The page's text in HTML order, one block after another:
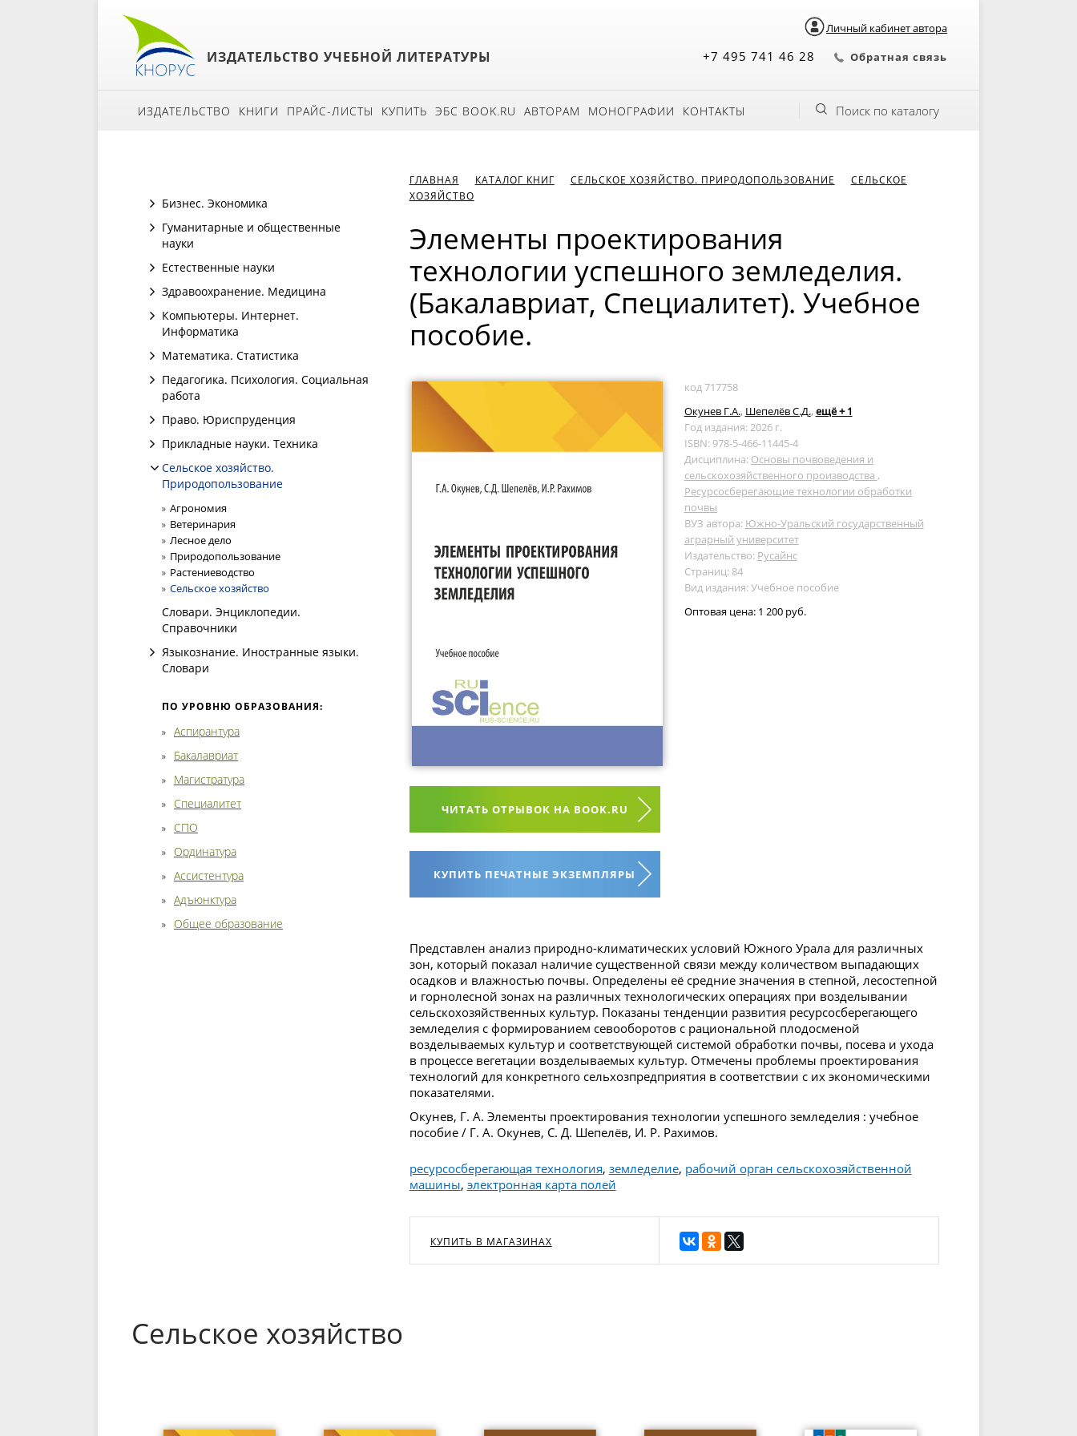
Личный кабинет автора
ИЗДАТЕЛЬСТВО УЧЕБНОЙ ЛИТЕРАТУРЫ +7 495 741 46 28 Обратная связь
ИЗДАТЕЛЬСТВО КНИГИ ПРАЙС-ЛИСТЫ КУПИТЬ ЭБС BOOK.RU АВТОРАМ МОНОГРАФИИ КОНТАКТЫ Поиск по каталогу
Бизнес. Экономика
Гуманитарные и общественные
науки
Естественные науки
Здравоохранение. Медицина
Компьютеры. Интернет.
Информатика
Математика. Статистика
Педагогика. Психология. Социальная
работа
Право. Юриспруденция
Прикладные науки. Техника
Сельское хозяйство.
Природопользование
Агрономия
Ветеринария
Лесное дело
Природопользование
Растениеводство
Сельское хозяйство
Словари. Энциклопедии.
Справочники
Языкознание. Иностранные языки.
Словари
ПО УРОВНЮ ОБРАЗОВАНИЯ:
Аспирантура
Бакалавриат
Магистратура
Специалитет
СПО
Ординатура
Ассистентура
Адъюнктура
Общее образование
ГЛАВНАЯ КАТАЛОГ КНИГ СЕЛЬСКОЕ ХОЗЯЙСТВО. ПРИРОДОПОЛЬЗОВАНИЕ
СЕЛЬСКОЕ
ХОЗЯЙСТВО
Элементы проектирования
технологии успешного земледелия.
(Бакалавриат, Специалитет). Учебное
пособие.
ЧИТАТЬ ОТРЫВОК НА BOOK.RU
КУПИТЬ ПЕЧАТНЫЕ ЭКЗЕМПЛЯРЫ
код 717758
Окунев Г.А., Шепелёв С.Д., ещё + 1
Год издания: 2026 г.
ISBN: 978-5-466-11445-4
Дисциплина: Основы почвоведения и
сельскохозяйственного производства ,
Ресурсосберегающие технологии обработки
почвы
ВУЗ автора: Южно-Уральский государственный
аграрный университет
Издательство: Русайнс
Страниц: 84
Вид издания: Учебное пособие
Оптовая цена: 1 200 руб.
Представлен анализ природно-климатических условий Южного Урала для различных
зон, который показал наличие существенной связи между количеством выпадающих
осадков и влажностью почвы. Определены её средние значения в степной, лесостепной
и горнолесной зонах на различных технологических операциях при возделывании
сельскохозяйственных культур. Показаны тенденции развития ресурсосберегающего
земледелия с формированием севооборотов с рациональной плодосменой
возделываемых культур и соответствующей системой обработки почвы, посева и ухода
в процессе вегетации возделываемых культур. Отмечены проблемы проектирования
технологий для конкретного сельхозпредприятия в соответствии с их экономическими
показателями.
Окунев, Г. А. Элементы проектирования технологии успешного земледелия : учебное
пособие / Г. А. Окунев, С. Д. Шепелёв, И. Р. Рахимов.
ресурсосберегающая технология, земледелие, рабочий орган сельскохозяйственной
машины, электронная карта полей
КУПИТЬ В МАГАЗИНАХ
Сельское хозяйство